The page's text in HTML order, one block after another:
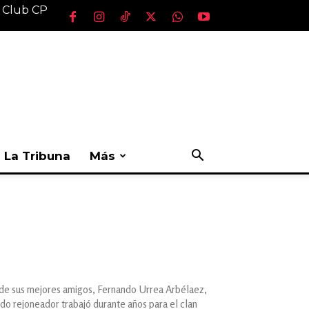
CP
La Tribuna Más
sus mejores amigos, Fernando Urrea Arbélaez,
rejoneador trabajó durante años para el clan